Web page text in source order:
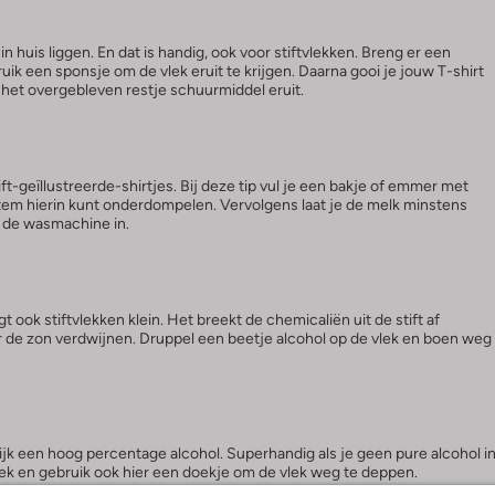
huis liggen. En dat is handig, ook voor stiftvlekken. Breng er een
een sponsje om de vlek eruit te krijgen. Daarna gooi je jouw T-shirt
overgebleven restje schuurmiddel eruit.
geïllustreerde-shirtjes. Bij deze tip vul je een bakje of emmer met
hierin kunt onderdompelen. Vervolgens laat je de melk minstens
wasmachine in.
ook stiftvlekken klein. Het breekt de chemicaliën uit de stift af
zon verdwijnen. Druppel een beetje alcohol op de vlek en boen weg
een hoog percentage alcohol. Superhandig als je geen pure alcohol in
en gebruik ook hier een doekje om de vlek weg te deppen.